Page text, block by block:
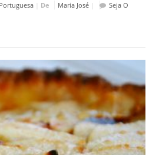
Portuguesa| De Maria José|
Seja O